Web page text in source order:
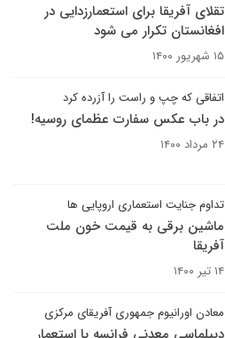
تقلای آفریقا برای استعمارزدایی در
افغانستان تکرار می شود
۱۵ شهریور ۱۴۰۰
اتفاقی که چپ و راست را آزرده کرد
در باب عکس سفارت عظمای روسیه!
۲۴ مرداد ۱۴۰۰
تداوم جنایت استعماری اروپایی ها
ماشین برقی به قیمت خون ملت
آفریقا
۱۴ تیر ۱۴۰۰
معادن اورانیوم جمهوری آفریقای مرکزی